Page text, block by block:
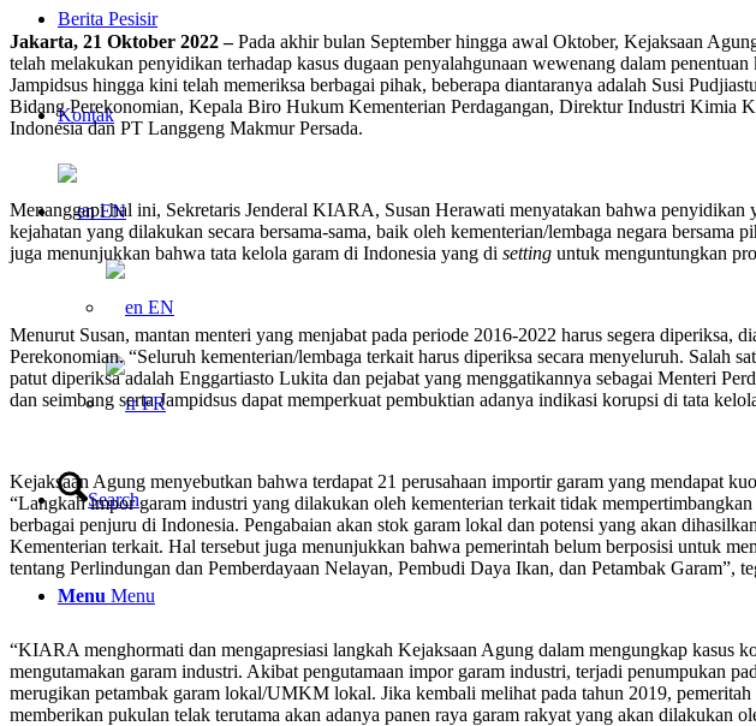
Berita Pesisir
Kontak
EN
EN
FR
Search
Menu Menu
Jakarta, 21 Oktober 2022 –Pada akhir bulan September hingga awal Oktober, Kejaksaan
telah melakukan penyidikan terhadap kasus dugaan penyalahgunaan wewenang dalam
Jampidsus hingga kini telah memeriksa berbagai pihak, beberapa diantaranya adalah Susi
Bidang Perekonomian, Kepala Biro Hukum Kementerian Perdagangan, Direktur Industri
Indonesia dan PT Langgeng Makmur Persada.
Menanggapi hal ini, Sekretaris Jenderal KIARA, Susan Herawati menyatakan bahwa
kejahatan yang dilakukan secara bersama-sama, baik oleh kementerian/lembaga negara
juga menunjukkan bahwa tata kelola garam di Indonesia yang di setting untuk menguntungkan
Menurut Susan, mantan menteri yang menjabat pada periode 2016-2022 harus segera
Perekonomian. “Seluruh kementerian/lembaga terkait harus diperiksa secara menyeluruh. Salah
patut diperiksa adalah Enggartiasto Lukita dan pejabat yang menggatikannya sebagai Menteri
dan seimbang serta Jampidsus dapat memperkuat pembuktian adanya indikasi korupsi di tata
Kejaksaan Agung menyebutkan bahwa terdapat 21 perusahaan importir garam yang mendapat
“Langkah impor garam industri yang dilakukan oleh kementerian terkait tidak
berbagai penjuru di Indonesia. Pengabaian akan stok garam lokal dan potensi yang akan
Kementerian terkait. Hal tersebut juga menunjukkan bahwa pemerintah belum berposisi untuk
tentang Perlindungan dan Pemberdayaan Nelayan, Pembudi Daya Ikan, dan Petambak Garam”,
“KIARA menghormati dan mengapresiasi langkah Kejaksaan Agung dalam mengungkap kasus
mengutamakan garam industri. Akibat pengutamaan impor garam industri, terjadi penumpukan
merugikan petambak garam lokal/UMKM lokal. Jika kembali melihat pada tahun 2019,
memberikan pukulan telak terutama akan adanya panen raya garam rakyat yang akan dilakukan